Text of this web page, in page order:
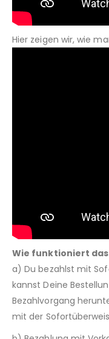
Hier zeigen wir, wie
Wie funktioniert
a) Du bezahlst mit
kannst Deine
Bezahlvorgang
mit der